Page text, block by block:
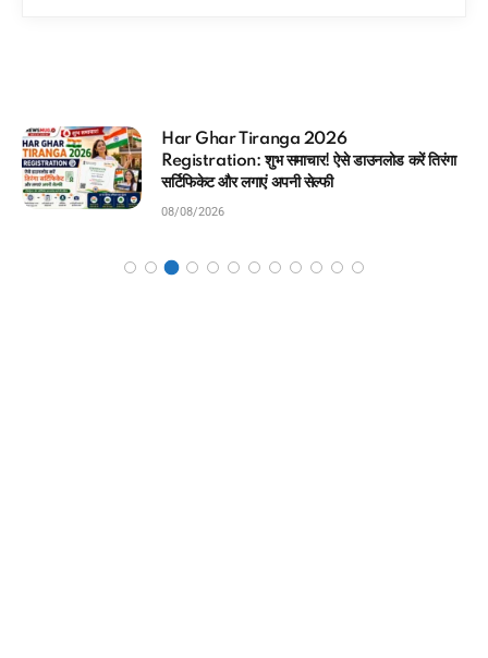
करें तिरंगा
आधार कार्ड में कौन सा मोबाइल नंबर लिंक
मिनटों में चेक करने का Direct तरीका
08/08/2026